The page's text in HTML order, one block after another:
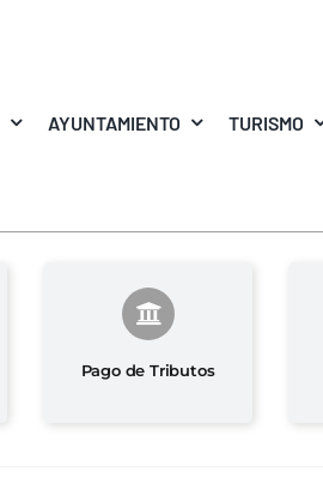
AYUNTAMIENTO TURISMO
Pago de Tributos